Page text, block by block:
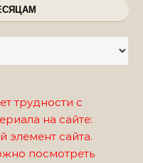
трудности с
на сайте:
элемент сайта.
посмотреть